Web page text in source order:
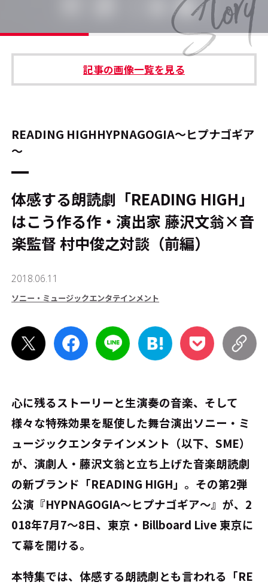
運営会社 プライバシーポリシー
本サイトご利用にあたって Cookie Settings
記事の画像一覧を見る
READING HIGHHYPNAGOGIA～ヒプナゴギア
～
体感する朗読劇「READING HIGH」
はこう作る――作・演出家 藤沢文翁×音
楽監督 村中俊之対談（前編）
2018.06.11
ソニー・ミュージックエンタテインメント
心に残るストーリーと生演奏の音楽、そして
様々な特殊効果を駆使した舞台演出――ソニー・ミ
ュージックエンタテインメント（以下、SME）
が、演劇人・藤沢文翁と立ち上げた音楽朗読劇
の新ブランド「READING HIGH」。その第2弾
公演『HYPNAGOGIA〜ヒプナゴギア〜』が、2
018年7月7～8日、東京・Billboard Live 東京に
て幕を開ける――。
本特集では、体感する朗読劇とも言われる「RE